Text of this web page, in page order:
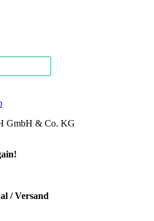
GmbH & Co. KG
/ Versand